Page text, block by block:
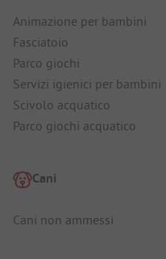
Animazione per bambini
Fasciatoio
Parco giochi
Servizi igienici per bambini
Scivolo acquatico
Parco giochi acquatico
Cani
Cani non ammessi